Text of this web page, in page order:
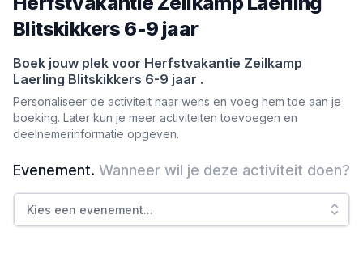
Blitskikkers 6-9 jaar
Boek jouw plek voor Herfstvakantie Zeilkamp
Laerling Blitskikkers 6-9 jaar .
Personaliseer de activiteit naar wens en voeg hem toe aan je
boeking. Later kun je meer activiteiten toevoegen en
deelnemerinformatie opgeven.
Evenement. Wanneer wil je deze activiteit doen?
Kies een evenement...